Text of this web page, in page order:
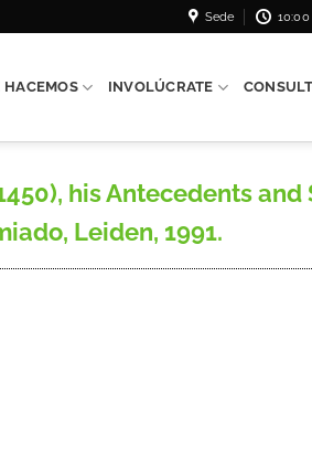
Sede 10:00
HACEMOS INVOLÚCRATE
his Antecedents
Leiden, 1991.